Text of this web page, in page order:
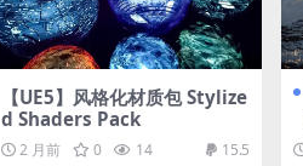
【UE5】风格化材质包 Stylize
d Shaders Pack
2 月前 0 14 15.5